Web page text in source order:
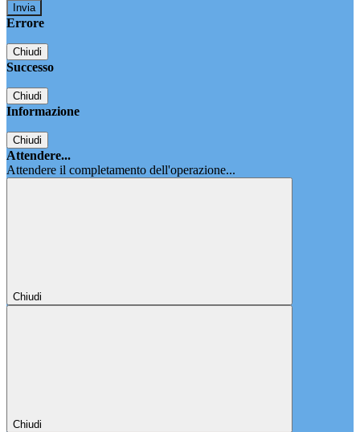
Errore
Chiudi
Successo
Chiudi
Informazione
Chiudi
Attendere...
Attendere il completamento dell'operazione...
Chiudi
Chiudi